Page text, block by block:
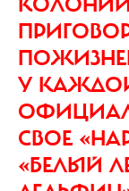
У
СВОЕ
«БЕЛЫЙ